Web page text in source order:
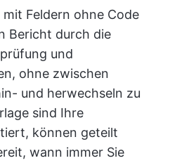
Feldern ohne Code
Bericht durch die
und
ohne zwischen
und herwechseln zu
sind Ihre
können geteilt
wann immer Sie